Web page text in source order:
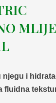
i
fluidna